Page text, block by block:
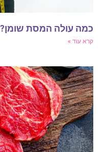
עולה המסת שומן?
עוד »